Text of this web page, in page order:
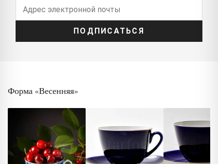
ПОДПИСАТЬСЯ
Форма «Весенняя»